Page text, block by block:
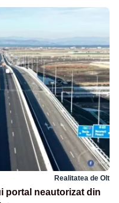
Realitatea de Olt
portal neautorizat din